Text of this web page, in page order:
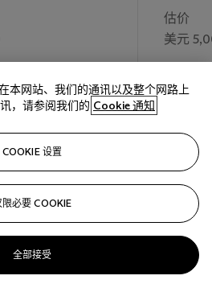
估价
美元
美元
下
本网站、我们的通讯以及整个网路上
，请参阅我们的 Cookie 通知
COOKIE 设置
限必要 COOKIE
全部接受